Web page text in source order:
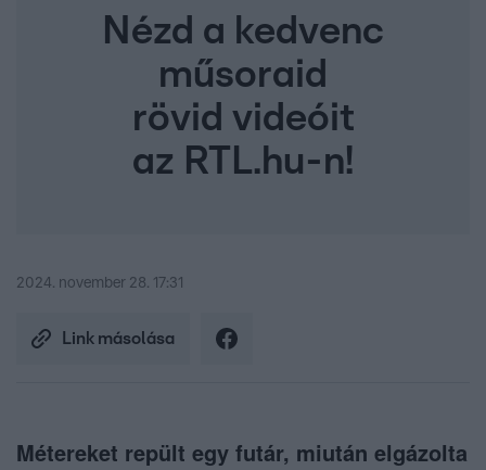
Nézd a kedvenc
műsoraid
rövid videóit
az RTL.hu-n!
2024. november 28. 17:31
Link másolása
Métereket repült egy futár, miután elgázolta